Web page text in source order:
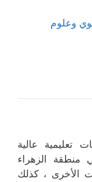
وعلوم
تعليمية عالية
منطقة الزهراء
الأخرى ، كذلك